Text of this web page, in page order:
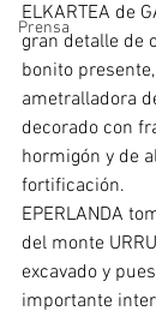
Prensa
ELKARTEA de
gran detalle de
bonito
ametralladora
decorado con
hormigón y de
fortificación.
EPERLANDA
del monte
excavado y
importante